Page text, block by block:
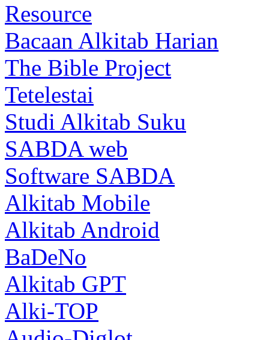
Resource
Bacaan Alkitab Harian
The Bible Project
Tetelestai
Studi Alkitab Suku
SABDA web
Software SABDA
Alkitab Mobile
Alkitab Android
BaDeNo
Alkitab GPT
Alki-TOP